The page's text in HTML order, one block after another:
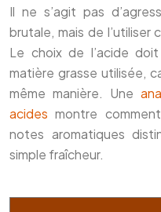
Il ne s’agit pas
brutale, mais de
Le choix de l’acide
matière grasse utilisée,
même manière. Une
acides montre
notes aromatiques
simple fraîcheur.